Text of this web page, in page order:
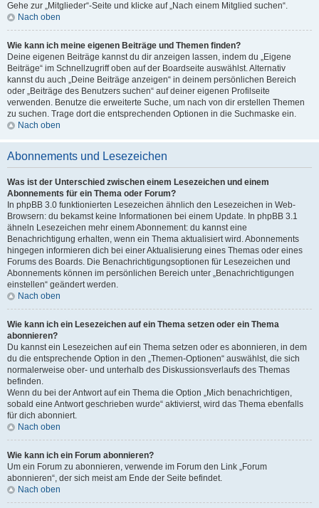
Gehe zur „Mitglieder“-Seite und klicke auf „Nach einem Mitglied suchen“.
Nach oben
Wie kann ich meine eigenen Beiträge und Themen finden?
Deine eigenen Beiträge kannst du dir anzeigen lassen, indem du „Eigene
Beiträge“ im Schnellzugriff oben auf der Boardseite auswählst. Alternativ
kannst du auch „Deine Beiträge anzeigen“ in deinem persönlichen Bereich
oder „Beiträge des Benutzers suchen“ auf deiner eigenen Profilseite
verwenden. Benutze die erweiterte Suche, um nach von dir erstellen Themen
zu suchen. Trage dort die entsprechenden Optionen in die Suchmaske ein.
Nach oben
Abonnements und Lesezeichen
Was ist der Unterschied zwischen einem Lesezeichen und einem
Abonnements für ein Thema oder Forum?
In phpBB 3.0 funktionierten Lesezeichen ähnlich den Lesezeichen in Web-
Browsern: du bekamst keine Informationen bei einem Update. In phpBB 3.1
ähneln Lesezeichen mehr einem Abonnement: du kannst eine
Benachrichtigung erhalten, wenn ein Thema aktualisiert wird. Abonnements
hingegen informieren dich bei einer Aktualisierung eines Themas oder eines
Forums des Boards. Die Benachrichtigungsoptionen für Lesezeichen und
Abonnements können im persönlichen Bereich unter „Benachrichtigungen
einstellen“ geändert werden.
Nach oben
Wie kann ich ein Lesezeichen auf ein Thema setzen oder ein Thema
abonnieren?
Du kannst ein Lesezeichen auf ein Thema setzen oder es abonnieren, in dem
du die entsprechende Option in den „Themen-Optionen“ auswählst, die sich
normalerweise ober- und unterhalb des Diskussionsverlaufs des Themas
befinden.
Wenn du bei der Antwort auf ein Thema die Option „Mich benachrichtigen,
sobald eine Antwort geschrieben wurde“ aktivierst, wird das Thema ebenfalls
für dich abonniert.
Nach oben
Wie kann ich ein Forum abonnieren?
Um ein Forum zu abonnieren, verwende im Forum den Link „Forum
abonnieren“, der sich meist am Ende der Seite befindet.
Nach oben